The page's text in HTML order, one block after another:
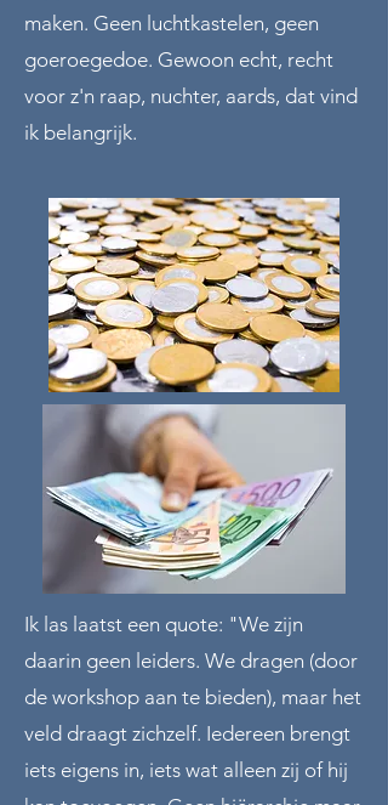
maken. Geen luchtkastelen, geen
goeroegedoe. Gewoon echt, recht
voor z'n raap, nuchter, aards, dat vind
ik belangrijk.
Ik las laatst een quote: "We zijn
daarin geen leiders. We dragen (door
de workshop aan te bieden), maar het
veld draagt zichzelf. Iedereen brengt
iets eigens in, iets wat alleen zij of hij